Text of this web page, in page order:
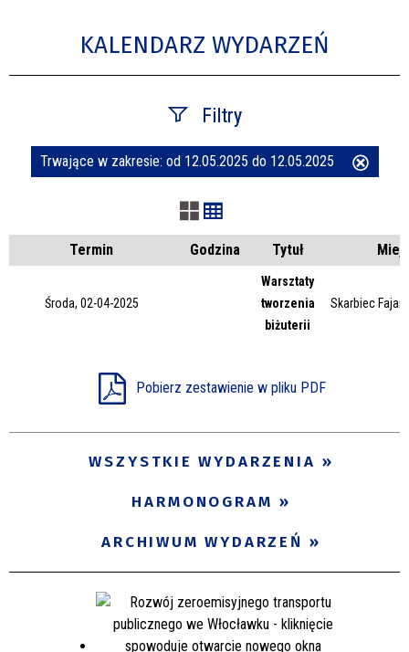
KALENDARZ WYDARZEŃ
Filtry
Szukana fraza
Kategoria
Trwające w zakresie
Trwające w zakresie: od 12.05.2025 do 12.05.2025
Termin Godzina Tytuł
Środa, 02-04-2025
Warsztaty
tworzenia
biżuterii
Skarbiec
Pobierz zestawienie w pliku PDF
WSZYSTKIE WYDARZENIA
HARMONOGRAM
ARCHIWUM WYDARZEŃ